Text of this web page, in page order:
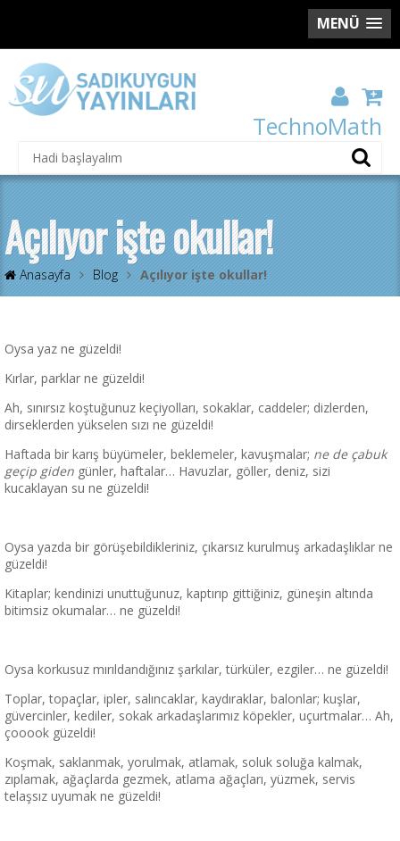
MENÜ
TechnoMath
Açılıyor işte okullar!
Anasayfa Blog Açılıyor işte okullar!
Oysa yaz ne güzeldi!
Kırlar, parklar ne güzeldi!
Ah, sınırsız koştuğunuz keçiyolları, sokaklar, caddeler; dizlerden,
dirseklerden yükselen sızı ne güzeldi!
Haftada bir karış büyümeler, beklemeler, kavuşmalar; ne de çabuk
geçip giden günler, haftalar… Havuzlar, göller, deniz, sizi
kucaklayan su ne güzeldi!
Oysa yazda bir görüşebildikleriniz, çıkarsız kurulmuş arkadaşlıklar ne
güzeldi!
Kitaplar; kendinizi unuttuğunuz, kaptırıp gittiğiniz, güneşin altında
bitimsiz okumalar… ne güzeldi!
Oysa korkusuz mırıldandığınız şarkılar, türküler, ezgiler… ne güzeldi!
Toplar, topaçlar, ipler, salıncaklar, kaydıraklar, balonlar; kuşlar,
güvercinler, kediler, sokak arkadaşlarımız köpekler, uçurtmalar… Ah,
çooook güzeldi!
Koşmak, saklanmak, yorulmak, atlamak, soluk soluğa kalmak,
zıplamak, ağaçlarda gezmek, atlama ağaçları, yüzmek, servis
telaşsız uyumak ne güzeldi!